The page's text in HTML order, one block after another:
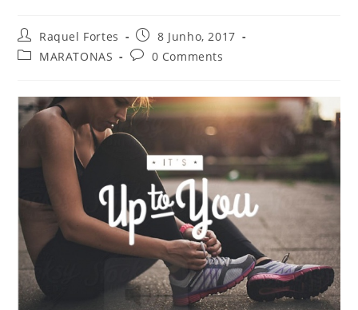
Raquel Fortes
8 Junho, 2017
MARATONAS
0 Comments